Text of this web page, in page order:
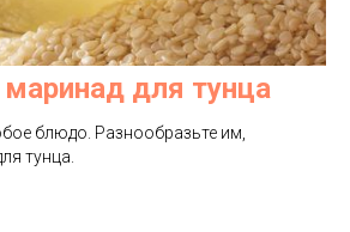
для тунца
блюдо. Разнообразьте им,
тунца.